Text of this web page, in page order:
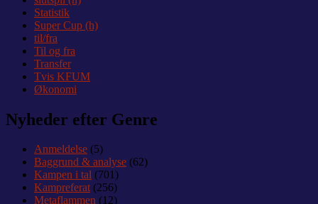
Statistik
Super Cup (h)
til/fra
Til og fra
Transfer
Tvis KFUM
Økonomi
Nyheder efter Genre
Anmeldelse (5)
Baggrund & analyse (62)
Kampen i tal (701)
Kampreferat(256)
Metaflammen (12)